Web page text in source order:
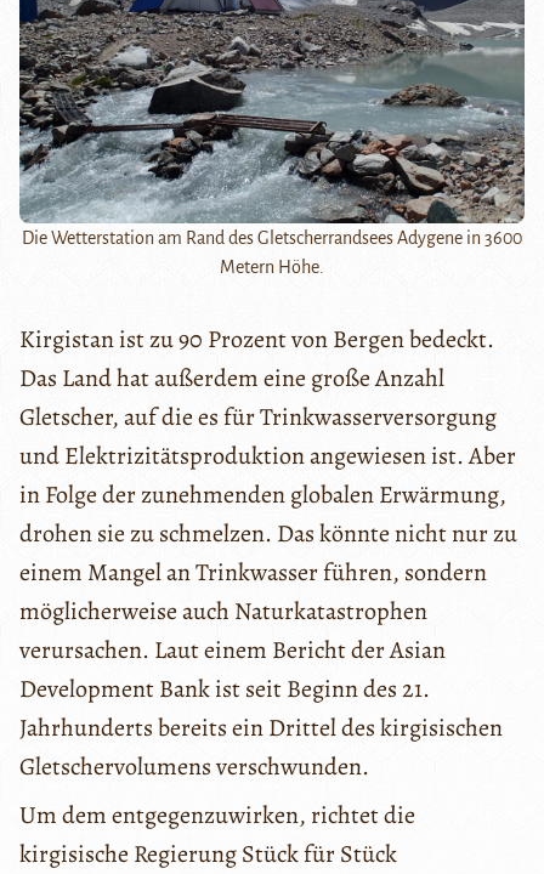
Die Wetterstation am Rand des Gletscherrandsees Adygene in 3600
Metern Höhe.
Kirgistan ist zu 90 Prozent von Bergen bedeckt.
Das Land hat außerdem eine große Anzahl
Gletscher, auf die es für Trinkwasserversorgung
und Elektrizitätsproduktion angewiesen ist. Aber
in Folge der zunehmenden globalen Erwärmung,
drohen sie zu schmelzen. Das könnte nicht nur zu
einem Mangel an Trinkwasser führen, sondern
möglicherweise auch Naturkatastrophen
verursachen. Laut einem Bericht der Asian
Development Bank ist seit Beginn des 21.
Jahrhunderts bereits ein Drittel des kirgisischen
Gletschervolumens verschwunden.
Um dem entgegenzuwirken, richtet die
kirgisische Regierung Stück für Stück